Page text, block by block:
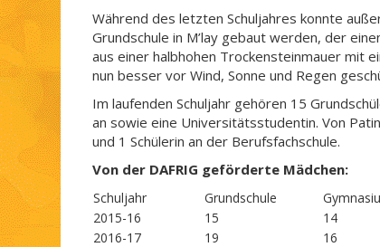
Während des letzten Schuljahres konnte
Grundschule in M’lay gebaut werden, der
aus einer halbhohen Trockensteinmauer mit
nun besser vor Wind, Sonne und Regen
Im laufenden Schuljahr gehören 15
an sowie eine Universitätsstudentin. Von
und 1 Schülerin an der Berufsfachschule.
Von der DAFRIG geförderte Mädchen:
Schuljahr Grundschule
2015-16
15 14
2016-17
19 16